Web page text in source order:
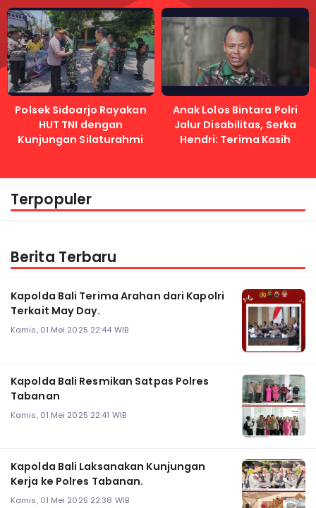
Lancar
Immanuel
Polsek Sidoarjo Rayakan
HUT TNI dengan
Kunjungan Silaturahmi
Anak Lolos Bintara Polri
Jalur Disabilitas, Serka
Hendri: Terima Kasih
Kapolri
Terpopuler
Berita Terbaru
Kapolda Bali Terima Arahan dari Kapolri
Terkait May Day.
Kamis, 01 Mei 2025 22:44 WIB
Kapolda Bali Resmikan Satpas Polres
Tabanan
Kamis, 01 Mei 2025 22:41 WIB
Kapolda Bali Laksanakan Kunjungan
Kerja ke Polres Tabanan.
Kamis, 01 Mei 2025 22:38 WIB